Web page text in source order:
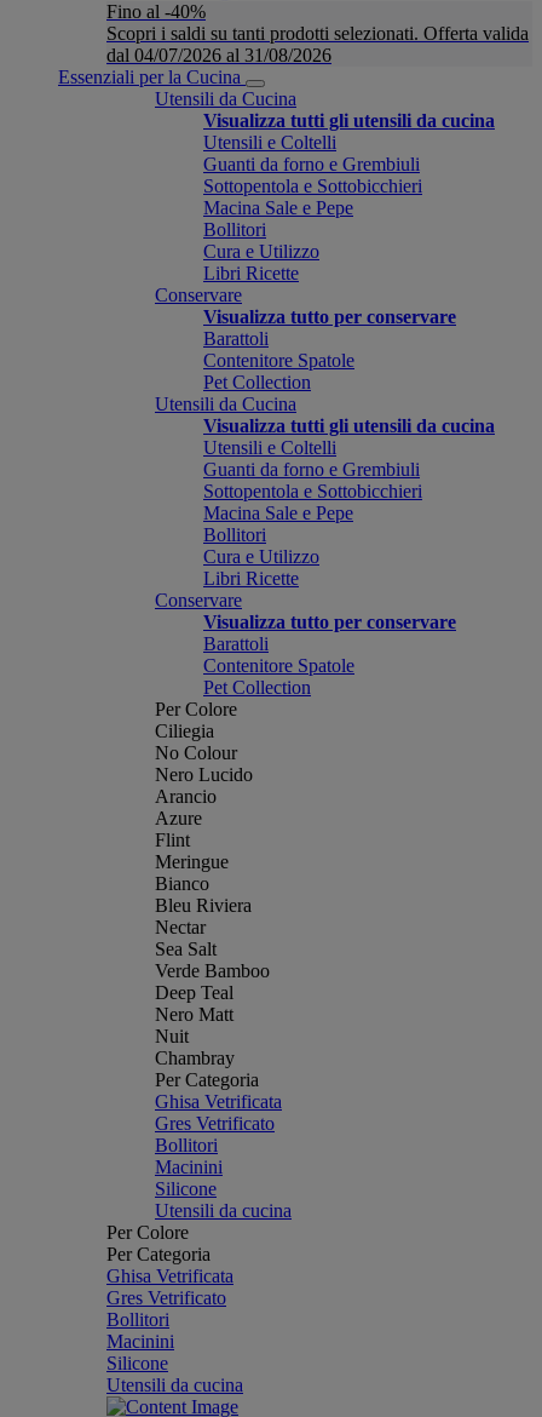
Fino al -40%
Scopri i saldi su tanti prodotti selezionati. Offerta valida
dal 04/07/2026 al 31/08/2026
Essenziali per la Cucina
Utensili da Cucina
Visualizza tutti gli utensili da cucina
Utensili e Coltelli
Guanti da forno e Grembiuli
Sottopentola e Sottobicchieri
Macina Sale e Pepe
Bollitori
Cura e Utilizzo
Libri Ricette
Conservare
Visualizza tutto per conservare
Barattoli
Contenitore Spatole
Pet Collection
Utensili da Cucina
Visualizza tutti gli utensili da cucina
Utensili e Coltelli
Guanti da forno e Grembiuli
Sottopentola e Sottobicchieri
Macina Sale e Pepe
Bollitori
Cura e Utilizzo
Libri Ricette
Conservare
Visualizza tutto per conservare
Barattoli
Contenitore Spatole
Pet Collection
Per Colore
Ciliegia
No Colour
Nero Lucido
Arancio
Azure
Flint
Meringue
Bianco
Bleu Riviera
Nectar
Sea Salt
Verde Bamboo
Deep Teal
Nero Matt
Nuit
Chambray
Per Categoria
Ghisa Vetrificata
Gres Vetrificato
Bollitori
Macinini
Silicone
Utensili da cucina
Per Colore
Per Categoria
Ghisa Vetrificata
Gres Vetrificato
Bollitori
Macinini
Silicone
Utensili da cucina